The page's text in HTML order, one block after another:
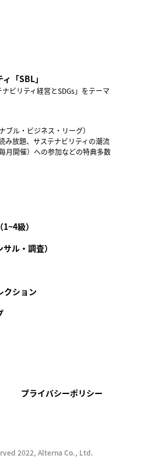
「SBL」
ビリティ経営とSDGs」をテーマ
ブル・ビジネス・リーグ）
み放題、サステナビリティの潮流
月開催）への参加などの特典多数
級）
ル・調査）
ション
プライバシーポリシー
2022, Alterna Co., Ltd.